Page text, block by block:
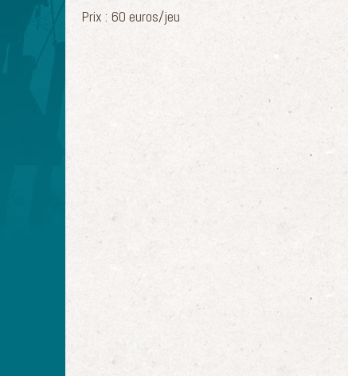
Prix : 60 euros/jeu